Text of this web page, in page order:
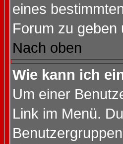
eines
Forum zu geben
Nach oben
Wie kann ich
Um einer
Link im Menü.